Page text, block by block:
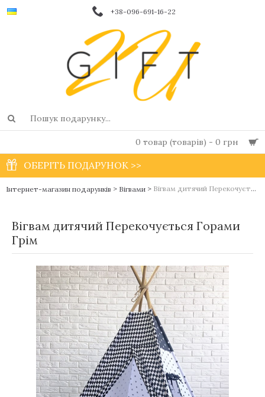
+38-096-691-16-22
0 товар (товарів) - 0 грн
ОБЕРІТЬ ПОДАРУНОК >>
Інтернет-магазин подарунків > Вігвами > Вігвам дитячий Перекочується Горами Грім
Вігвам дитячий Перекочується Горами
Грім